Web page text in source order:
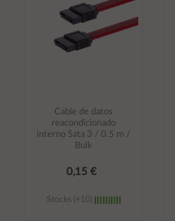
Cable de datos
reacondicionado
interno Sata 3 / 0.5 m /
Bulk
0,15 €
Stocks (+10)